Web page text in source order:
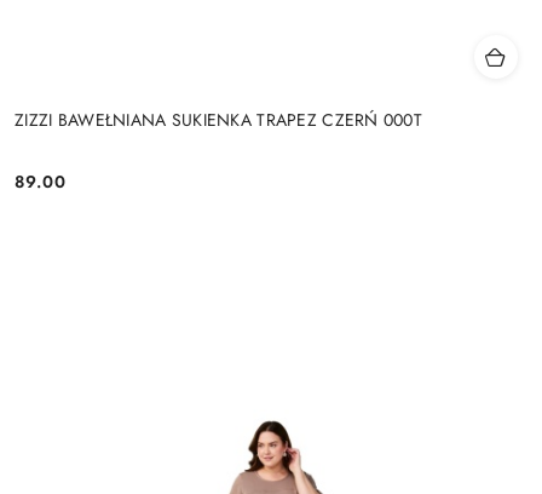
ZIZZI BAWEŁNIANA SUKIENKA TRAPEZ CZERŃ 000T
Cena:
89.00